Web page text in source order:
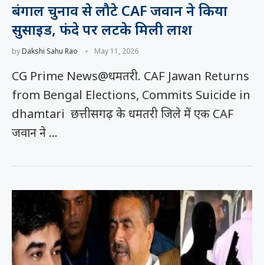
बंगाल चुनाव से लौटे CAF जवान ने किया
सुसाइड, फंदे पर लटके मिली लाश
byDakshi Sahu Rao May 11, 2026
CG Prime News@धमतरी. CAF Jawan Returns
from Bengal Elections, Commits Suicide in
dhamtari छत्तीसगढ़ के धमतरी जिले में एक CAF
जवान ने …